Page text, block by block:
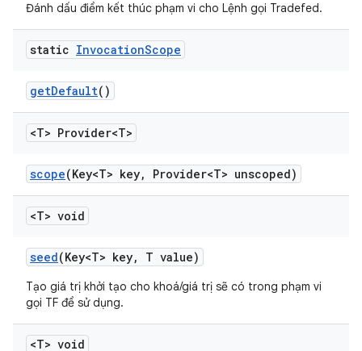
Đánh dấu điểm kết thúc phạm vi cho Lệnh gọi Tradefed.
static InvocationScope
getDefault()
<T> Provider<T>
scope(Key<T> key, Provider<T> unscoped)
<T> void
seed(Key<T> key, T value)
Tạo giá trị khởi tạo cho khoá/giá trị sẽ có trong phạm vi
gọi TF để sử dụng.
<T> void